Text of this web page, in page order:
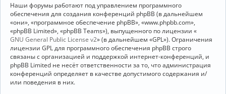
Наши форумы работают под управлением программного
обеспечения для создания конференций phpBB (в дальнейшем
«они», «программное обеспечение phpBB», «www.phpbb.com»,
«phpBB Limited», «phpBB Teams»), выпущенного по лицензии «
GNU General Public License v2» (в дальнейшем «GPL»). Ограничения
лицензии GPL для программного обеспечения phpBB строго
связаны с организацией и поддержкой интернет-конференций, и
phpBB Limited не несёт ответственности за то, что администрация
конференций определяет в качестве допустимого содержания и/
или поведения в них.